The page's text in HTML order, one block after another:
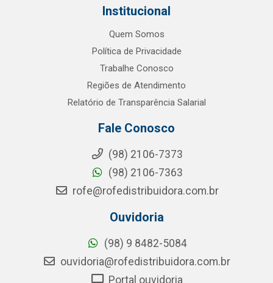
Institucional
Quem Somos
Política de Privacidade
Trabalhe Conosco
Regiões de Atendimento
Relatório de Transparência Salarial
Fale Conosco
(98) 2106-7373
(98) 2106-7363
rofe@rofedistribuidora.com.br
Ouvidoria
(98) 9 8482-5084
ouvidoria@rofedistribuidora.com.br
Portal ouvidoria